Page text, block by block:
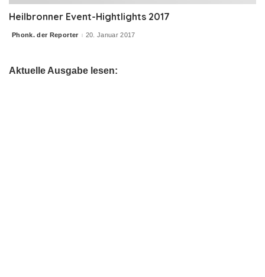
Heilbronner Event-Hightlights 2017
Posted
Phonk. der Reporter 20. Januar 2017
Aktuelle Ausgabe lesen: